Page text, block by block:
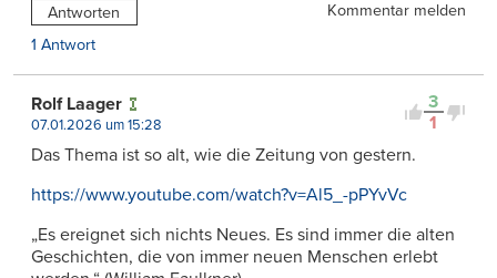
Antworten
Kommentar melden
1 Antwort
3
1
Rolf Laager
07.01.2026 um 15:28
Das Thema ist so alt, wie die Zeitung von gestern.
https://www.youtube.com/watch?v=Al5_-pPYvVc
„Es ereignet sich nichts Neues. Es sind immer die alten
Geschichten, die von immer neuen Menschen erlebt